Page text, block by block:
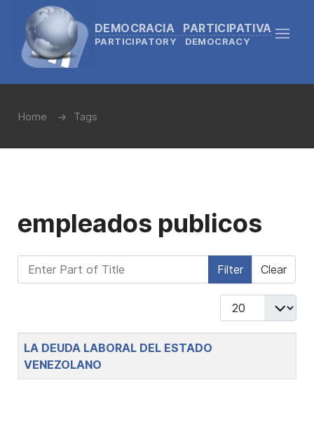
DEMOCRACIA PARTICIPATIVA
PARTICIPATORY DEMOCRACY
Home Tags
empleados publicos
Enter Part of Title Filter Clear
Display #
Title
LA DEUDA LABORAL DEL ESTADO
VENEZOLANO